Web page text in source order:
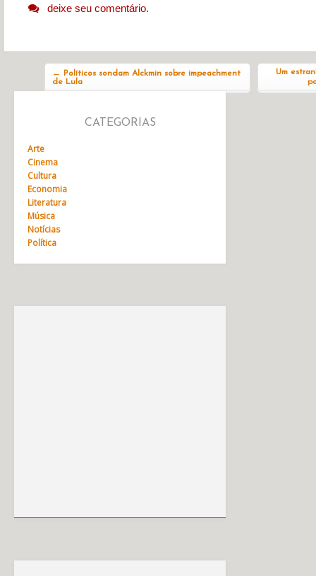
deixe seu comentário.
←
Políticos sondam Alckmin sobre impeachment
de Lula
Um
CATEGORIAS
Arte
Cinema
Cultura
Economia
Literatura
Música
Notícias
Política